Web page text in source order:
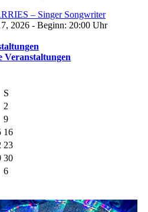
– Singer Songwriter
2026 - Beginn: 20:00 Uhr
Veranstaltungen
S
2
9
16
23
30
6